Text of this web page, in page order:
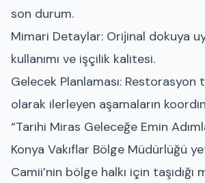
son durum.
Mimari Detaylar: Orijinal dokuya
kullanımı ve işçilik kalitesi.
Gelecek Planlaması: Restorasyon
olarak ilerleyen aşamaların
“Tarihi Miras Geleceğe Emin
Konya Vakıflar Bölge Müdürlüğü
Camii’nin bölge halkı için